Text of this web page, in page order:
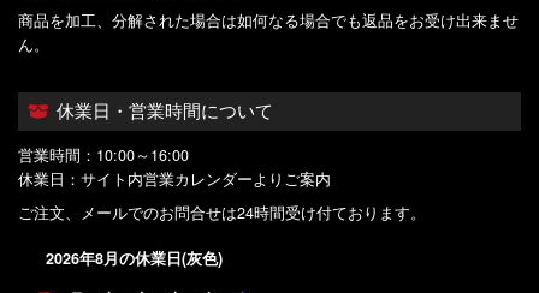
商品を加工、分解された場合は如何なる場合でも返品をお受け出来ませ
ん。
休業日・営業時間について
営業時間：10:00～16:00
休業日：サイト内営業カレンダーよりご案内
ご注文、メールでのお問合せは24時間受け付ております。
2026年8月の休業日(灰色)